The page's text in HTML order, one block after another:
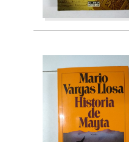
Sobre Madrid
Tema Local